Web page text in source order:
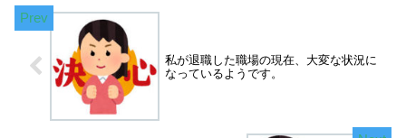
私が退職した職場の現在、大変な状況に
なっているようです。